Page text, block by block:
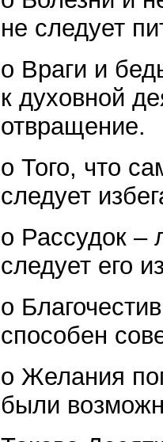
не следует
o Враги и
к духовной
отвращение.
o Того, что
следует
o Рассудок –
следует его
o
способен
o Желания
были